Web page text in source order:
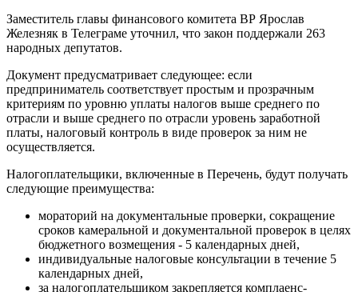
Заместитель главы финансового комитета ВР Ярослав
Железняк в Телеграме уточнил, что закон поддержали 263
народных депутатов.
Документ предусматривает следующее: если
предприниматель соответствует простым и прозрачным
критериям по уровню уплаты налогов выше среднего по
отрасли и выше среднего по отрасли уровень заработной
платы, налоговый контроль в виде проверок за ним не
осуществляется.
Налогоплательщики, включенные в Перечень, будут получать
следующие преимущества:
мораторий на документальные проверки, сокращение
сроков камеральной и документальной проверок в целях
бюджетного возмещения - 5 календарных дней,
индивидуальные налоговые консультации в течение 5
календарных дней,
за налогоплательщиком закрепляется комплаенс-